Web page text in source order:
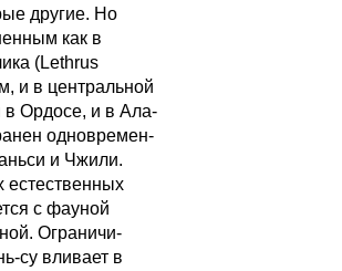
другие. Но
как в
(Lethrus
и в центральной
в Ордосе, и в Ала-
одновремен-
и Чжили.
естественных
с фауной
Ограничи-
су вливает в